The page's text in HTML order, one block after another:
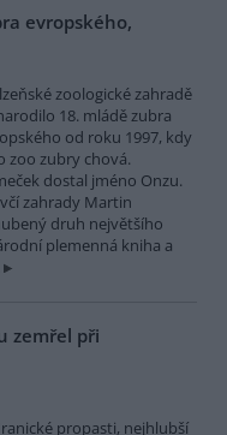
evropského,
zoologické zahradě
18. mládě zubra
od roku 1997, kdy
zoo zubry chová.
dostal jméno Onzu.
zahrady Martin
druh největšího
plemenná kniha a
zemřel při
propasti, nejhlubší